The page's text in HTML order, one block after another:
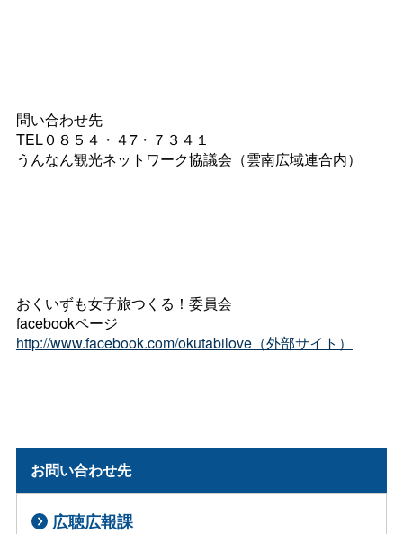
問い合わせ先
TEL０８５４・４7・７３４１
うんなん観光ネットワーク協議会（雲南広域連合内）
おくいずも女子旅つくる！委員会
facebookページ
http://www.facebook.com/okutabilove（外部サイト）
お問い合わせ先
広聴広報課